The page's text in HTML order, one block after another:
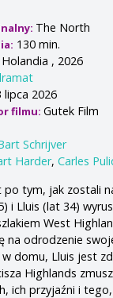
The North
130 min.
Holandia , 2026
lipca 2026
filmu:Gutek Film
Schrijver
Harder,Carles
po tym, jak zostali
i Lluis (lat 34)
West
na odrodzenie
domu, Lluis jest
Highlands
ich przyjaźni i